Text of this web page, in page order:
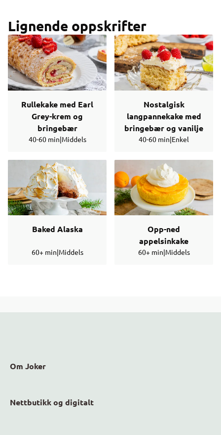
Lignende oppskrifter
Rullekake med Earl
Grey-krem og
bringebær
40-60 min|Middels
Nostalgisk
langpannekake med
bringebær og vanilje
40-60 min|Enkel
Baked Alaska
60+ min|Middels
Opp-ned
appelsinkake
60+ min|Middels
Om Joker
Nettbutikk og digitalt